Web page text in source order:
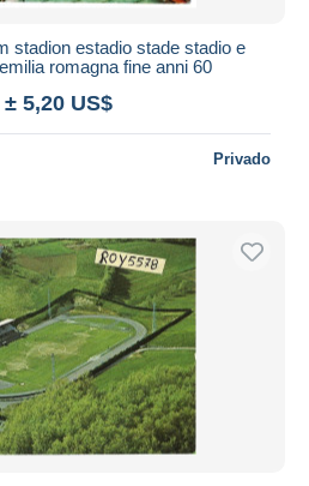
stadion estadio stade stadio e
romagna fine anni 60
± 5,20 US$
Privado